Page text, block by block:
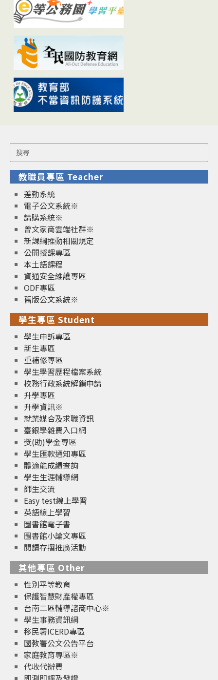
Search
for:
教職員專區 Teacher
差勤系統
電子公文系統※
請購系統※
曾文家商雲端社群※
新課綱推動相關規定
公開授課專區
本土語課程
資通安全維護專區
ODF專區
舊版公文系統※
學生專區 Student
學生申訴專區
新生專區
重補修專區
學生學習歷程檔案系統
校務行政系統解鎖申請
升學專區
升學資訊※
就業媒合及求職資訊
臺銀學雜費入口網
獎(助)學金專區
學生匯款通知專區
體適能成績查詢
學生生涯輔導網
師生交流
Easy test線上學習
英語線上學習
圖書館電子書
圖書館小論文專區
閱讀存摺推廣活動
其他專區 Other
性別平等教育
保護智慧財產權專區
台南二區輔導諮商中心※
學生事務資訊網
移民署ICERD專區
國教署公文公告平台
家庭教育專區※
代收代辦費